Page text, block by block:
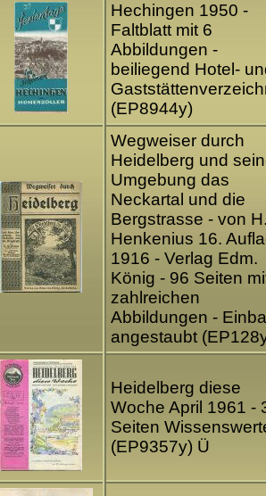
Hechingen 1950 -
Faltblatt mit 6
Abbildungen -
beiliegend Hotel-
(EP8944y)
Wegweiser durch
Heidelberg und
Umgebung das
Neckartal und die
Bergstrasse - von
Henkenius 16.
1916 - Verlag Edm.
König - 96 Seiten
zahlreichen
Abbildungen -
angestaubt
Heidelberg diese
Woche April 1961 -
Seiten
(EP9357y) Ü